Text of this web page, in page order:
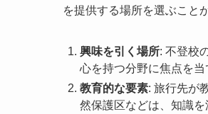
を提供する場所を選ぶこと
興味を引く場所: 不登校
心を持つ分野に焦点を当
教育的な要素: 旅行先が
然保護区などは、知識を